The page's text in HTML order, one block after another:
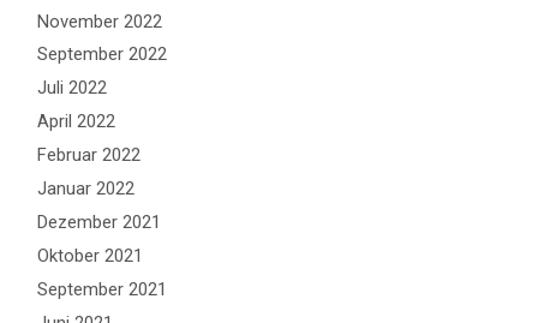
November 2022
September 2022
Juli 2022
April 2022
Februar 2022
Januar 2022
Dezember 2021
Oktober 2021
September 2021